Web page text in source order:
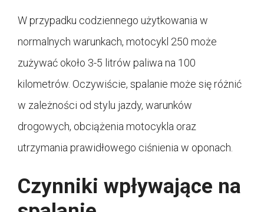
W przypadku codziennego użytkowania w
normalnych warunkach, motocykl 250 może
zużywać około 3-5 litrów paliwa na 100
kilometrów. Oczywiście, spalanie może się różnić
w zależności od stylu jazdy, warunków
drogowych, obciążenia motocykla oraz
utrzymania prawidłowego ciśnienia w oponach.
Czynniki wpływające na